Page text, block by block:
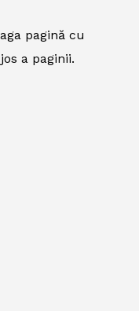
pagină cu
a paginii.